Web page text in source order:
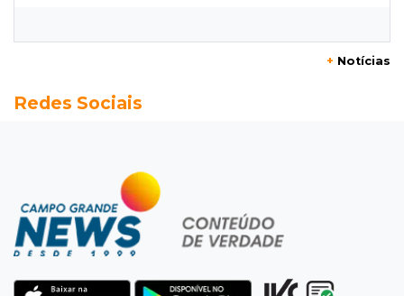
Veja as dezenas de hoje na Mega-Sena, Quina,
Balcão de empregos
Semana termina com 913 vagas de trabalho
abertas em 114 funções
Em visita à Feira Central, Riedel volta a
+ Notícias
Redes Sociais